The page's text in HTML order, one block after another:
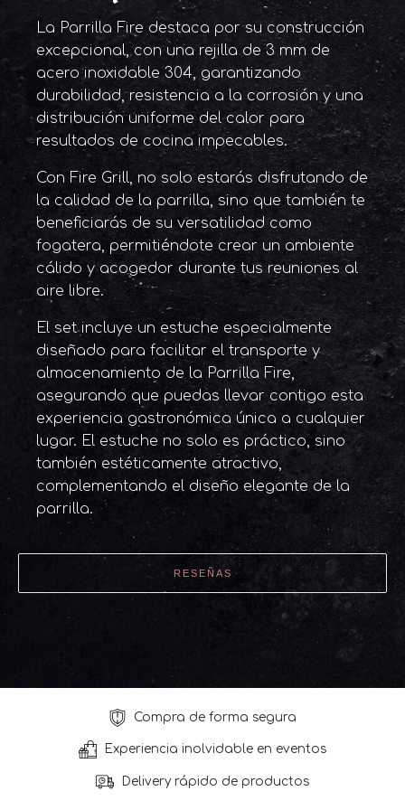
La Parrilla Fire destaca por su construcción
excepcional, con una rejilla de 3 mm de
acero inoxidable 304, garantizando
durabilidad, resistencia a la corrosión y una
distribución uniforme del calor para
resultados de cocina impecables.
Con Fire Grill, no solo estarás disfrutando de
la calidad de la parrilla, sino que también te
beneficiarás de su versatilidad como
fogatera, permitiéndote crear un ambiente
cálido y acogedor durante tus reuniones al
aire libre.
El set incluye un estuche especialmente
diseñado para facilitar el transporte y
almacenamiento de la Parrilla Fire,
asegurando que puedas llevar contigo esta
experiencia gastronómica única a cualquier
lugar. El estuche no solo es práctico, sino
también estéticamente atractivo,
complementando el diseño elegante de la
parrilla.
RESEÑAS
Compra de forma segura
Experiencia inolvidable en eventos
Delivery rápido de productos